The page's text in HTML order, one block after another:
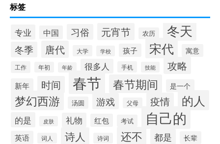
标签
专业 中国 习俗 元宵节 农历 冬天
冬季 唐代 大学 学校 孩子 宋代 寓意
工作 年初 年龄 很多人 手机 技能 攻略
新年 时间 春节 春节期间 是一个
梦幻西游 汤圆 游戏 父母 疫情 的人
的是 皮肤 礼物 红包 考试 自己的
英语 词人 诗人 诗词 还不 都是 长辈